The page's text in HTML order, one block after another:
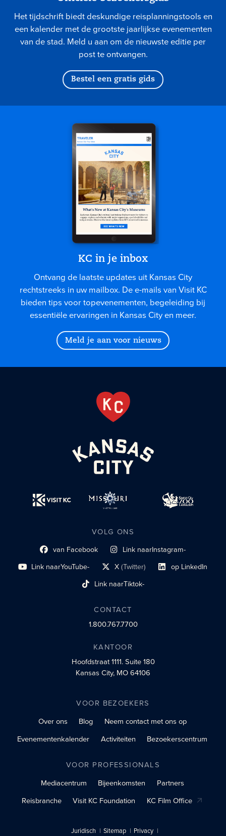
Het tijdschrift biedt deskundige reisplanningstools en
een kalender met de grootste jaarlijkse evenementen
van de stad. Meld u aan om de nieuwste editie per
post te ontvangen.
Bestel een gratis gids
KC in je inbox
Ontvang de laatste updates uit Kansas City
rechtstreeks in uw mailbox. De e-mails van Visit KC
bieden tips voor topevenementen, begeleiding bij
essentiële ervaringen in Kansas City en meer.
Meld je aan voor nieuws
VOLG ONS
Link naar sociaal profiel
van Facebook Link naarInstagram-
sociaal profiel
Link naarYouTube-
sociaal profiel X(Twitter)
sociaal profiellink Link naar sociaal
op LinkedIn
Link naarTiktok-
sociaalprofiel
CONTACT
1.800.767.7700
KANTOOR
Hoofdstraat 1111.Suite 180
Kansas City, MO 64106
VOOR BEZOEKERS
Over ons
Blog
Neem contact met ons op
Evenementenkalender
Activiteiten Bezoekerscentrum
VOOR PROFESSIONALS
Mediacentrum
Bijeenkomsten
Partners
Reisbranche
Visit KC Foundation KC Film Office
Juridisch Sitemap
Privacy